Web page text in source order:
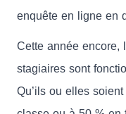
enquête en ligne en
Cette année encore,
stagiaires sont
Qu’ils ou elles